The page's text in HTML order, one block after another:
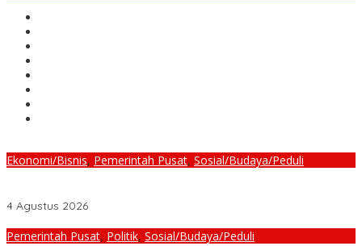
Ekonomi/Bisnis, Pemerintah Pusat, Sosial/Budaya/Peduli
4 Agustus 2026
Pemerintah Pusat, Politik, Sosial/Budaya/Peduli